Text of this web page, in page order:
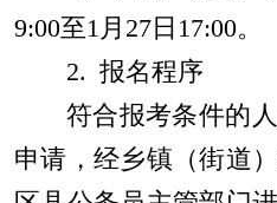
9:00至1月 27日 17:00。
2. 报名程序
符合报考条件的
申请，经乡镇（街道